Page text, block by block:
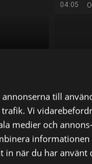
04:05
till
Vi
medier och
informationen
när du har använt